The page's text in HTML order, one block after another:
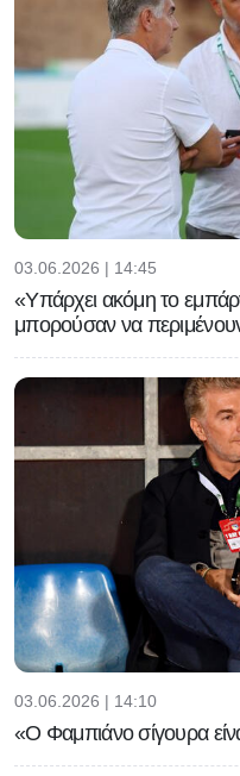
03.06.2026 | 14:45
«Υπάρχει ακόμη το
μπορούσαν να
03.06.2026 | 14:10
«Ο Φαμπιάνο σίγουρα